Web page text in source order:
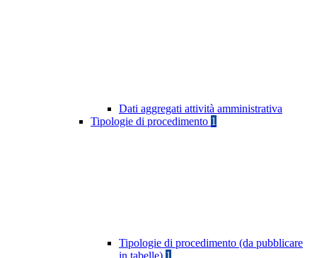
Dati aggregati attività amministrativa
Tipologie di procedimento 1
Tipologie di procedimento (da pubblicare